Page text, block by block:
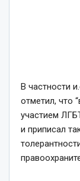
В частности
отметил, что
участием
и приписал